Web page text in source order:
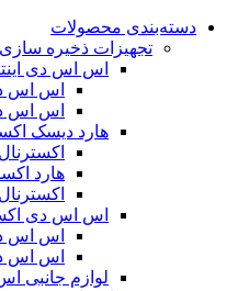
دسته‌بندی محصولات
تجهیزات ذخیره
اس اس دی
اس اس
اس اس
هارد دیسک
هارد
اس اس دی
اس اس
اس اس
لوازم جانبی